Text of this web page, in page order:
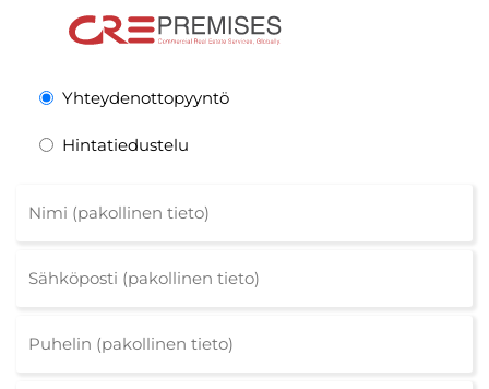
Yhteydenottopyyntö
Hintatiedustelu